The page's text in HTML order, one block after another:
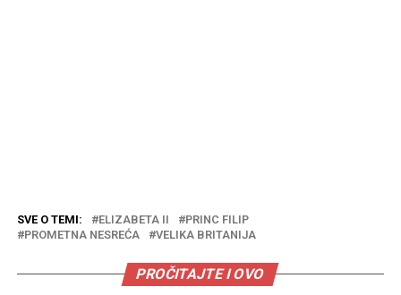
SVE O TEMI: ELIZABETA II
PRINC FILIP
PROMETNA NESREĆA
VELIKA BRITANIJA
PROČITAJTE I OVO